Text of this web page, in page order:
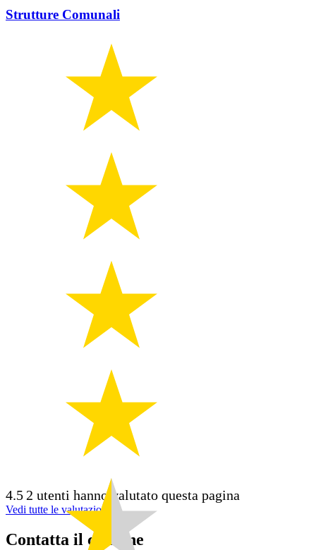
Strutture Comunali
4.5 2 utenti hanno valutato questa pagina
Vedi tutte le valutazioni
Contatta il comune